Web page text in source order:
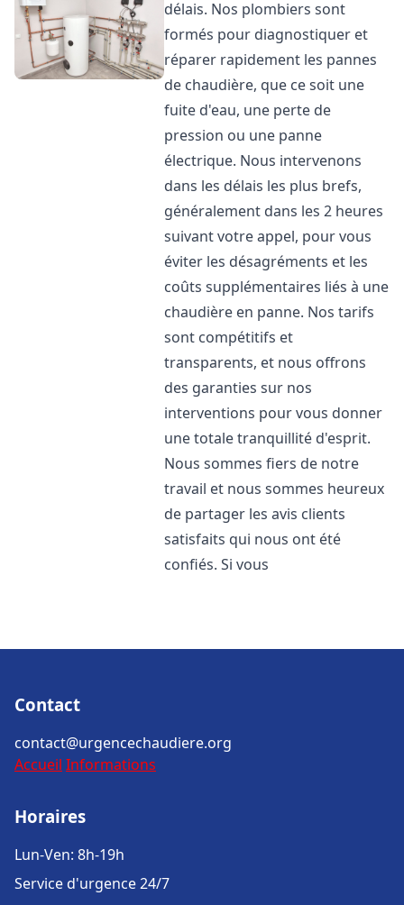
délais. Nos plombiers sont
formés pour diagnostiquer et
réparer rapidement les pannes
de chaudière, que ce soit une
fuite d'eau, une perte de
pression ou une panne
électrique. Nous intervenons
dans les délais les plus brefs,
généralement dans les 2 heures
suivant votre appel, pour vous
éviter les désagréments et les
coûts supplémentaires liés à une
chaudière en panne. Nos tarifs
sont compétitifs et
transparents, et nous offrons
des garanties sur nos
interventions pour vous donner
une totale tranquillité d'esprit.
Nous sommes fiers de notre
travail et nous sommes heureux
de partager les avis clients
satisfaits qui nous ont été
confiés. Si vous
Contact
contact@urgencechaudiere.org
Accueil Informations
Horaires
Lun-Ven: 8h-19h
Service d'urgence 24/7